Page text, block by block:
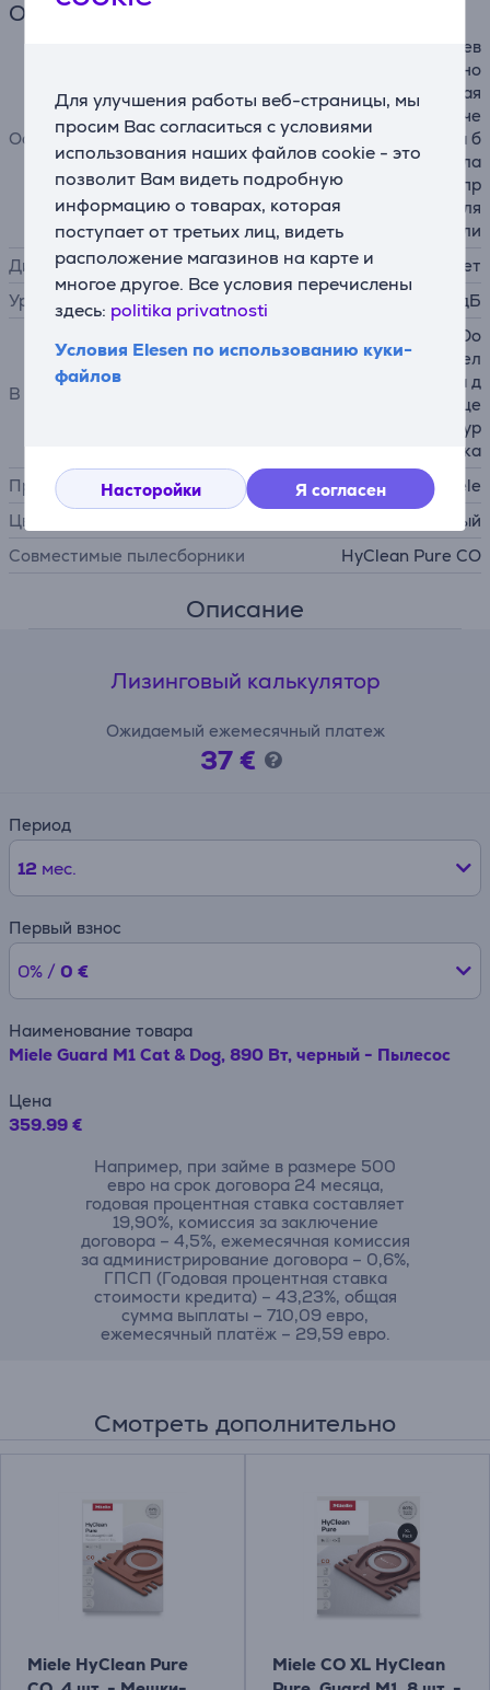
Для улучшения работы веб-страницы, мы
просим Вас согласиться с условиями
использования наших файлов cookie - это
позволит Вам видеть подробную
информацию о товарах, которая
поступает от третьих лиц, видеть
расположение магазинов на карте и
многое другое. Все условия перечислены
здесь: politika privatnosti
Условия Elesen по использованию куки-
файлов
Насторойки Я согласен
Общий параметр
Особенности
разработан для владельцев
домашних животных, эргоно
мичная ручка, эргономичная
ручка для переноски, 3-точе
чное управление, система б
локировки насадки для пола
и ручки, нейтрализация непр
иятных запахов, бампер для
защиты мебели
Дисплей
нет
Уровень шума
77 дБ
В комплекте
пылесос Guard M1 Cat & Do
g, насадка для мягкой мебел
и, щелевая насадка, щетка д
ля пыли с синтетической ще
тиной, насадка для пола, тур
бощетка
Производитель
Miele
Цвет
черный
Совместимые пылесборники
HyClean Pure CO
Описание
Лизинговый калькулятор
Ожидаемый ежемесячный платеж
37 €
Период
12 мес.
Первый взнос
0% / 0 €
Наименование товара
Miele Guard M1 Cat & Dog, 890 Вт, черный - Пылесос
Цена
359.99 €
Например, при займе в размере 500
евро на срок договора 24 месяца,
годовая процентная ставка составляет
19,90%, комиссия за заключение
договора – 4,5%, ежемесячная комиссия
за администрирование договора – 0,6%,
ГПСП (Годовая процентная ставка
стоимости кредита) – 43,23%, общая
сумма выплаты – 710,09 евро,
ежемесячный платёж – 29,59 евро.
Смотреть дополнительно
Miele HyClean Pure
Miele CO XL HyClean